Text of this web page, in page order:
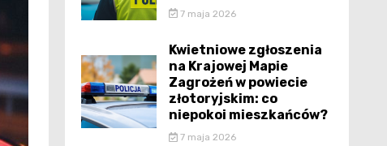
7 maja 2026
Kwietniowe zgłoszenia
na Krajowej Mapie
Zagrożeń w powiecie
złotoryjskim: co
niepokoi mieszkańców?
7 maja 2026